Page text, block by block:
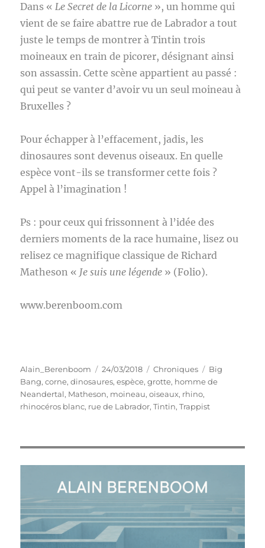
Dans «Le Secret de la Licorne », un homme qui
vient de se faire abattre rue de Labrador a tout
juste le temps de montrer à Tintin trois
moineaux en train de picorer, désignant ainsi
son assassin. Cette scène appartient au passé :
qui peut se vanter d’avoir vu un seul moineau à
Bruxelles ?
Pour échapper à l’effacement, jadis, les
dinosaures sont devenus oiseaux. En quelle
espèce vont-ils se transformer cette fois ?
Appel à l’imagination !
Ps : pour ceux qui frissonnent à l’idée des
derniers moments de la race humaine, lisez ou
relisez ce magnifique classique de Richard
Matheson « Je suis une légende » (Folio).
www.berenboom.com
Auteur
Alain_Berenboom
Publié
le
24/03/2018 Catégories
Chroniques Étiquettes
Big
Bang,corne,dinosaures,espèce,grotte, homme de
Neandertal, Matheson, moineau,oiseaux, rhino,
rhinocéros blanc, rue de Labrador,Tintin,Trappist